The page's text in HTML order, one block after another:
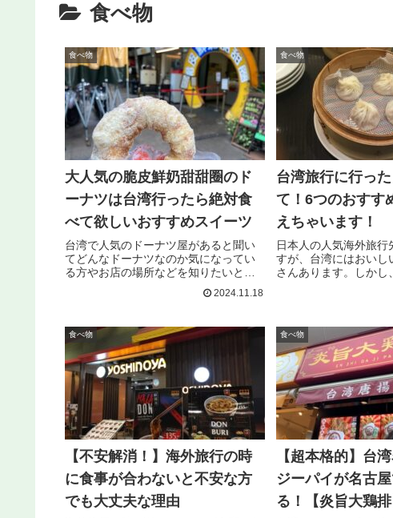
食べ物
食べ物
大人気の脆皮鮮奶甜甜圈のド
ーナツは台湾行ったら絶対食
べて欲しいおすすめスイーツ
台湾で人気のドーナツ屋があると聞い
てどんなドーナツなのか気になってい
る方やお店の場所などを知りたいと考
えていませんか？台湾には現地の台湾
人にも台湾通の日本人にも非常に人気
た際はかならず食べています。本記事
で...
2024.11.18
食べ物
台湾旅行に行っ
て！6つのおすす
えちゃいます！
日本人の人気海外旅行
すが、台湾にはおいし
さんあります。しかし
べればいいのか悩んで
めの食べ物が知りた
の筆者が台湾に行った
て...
食べ物
【不安解消！】海外旅行の時
に食事が合わないと不安な方
でも大丈夫な理由
食べ物
【超本格的】台
ジーパイが名古
る！【炎旨大鶏排